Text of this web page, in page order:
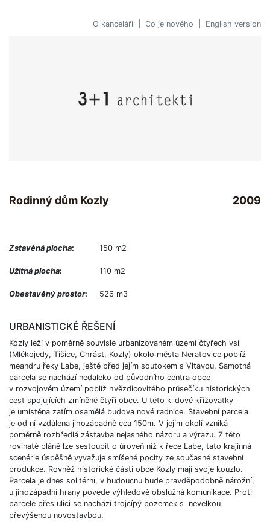
O kanceláři Co je nového English version
2009
Rodinný dům Kozly
Zstavěná plocha: 150 m2
Užitná plocha: 110 m2
Obestavěný prostor: 526 m3
URBANISTICKÉ ŘEŠENÍ
Kozly leží v poměrně souvisle urbanizovaném území čtyřech vsí
(Mlékojedy, Tišice, Chrást, Kozly) okolo města Neratovice poblíž
meandru řeky Labe, ještě před jejím soutokem s Vltavou. Samotná
parcela se nachází nedaleko od původního centra obce
v rozvojovém území poblíž hvězdicovitého průsečíku historických
cest spojujících zmíněné čtyři obce. U této klidové křižovatky
je umístěna zatím osamělá budova nové radnice. Stavební parcela
je od ní vzdálena jihozápadně cca 150m. V jejím okolí vzniká
poměrně rozbředlá zástavba nejasného názoru a výrazu. Z této
rovinaté pláně lze sestoupit o úroveň níž k řece Labe, tato krajinná
scenérie úspěšně vyvažuje smíšené pocity ze současné stavební
produkce. Rovněž historické části obce Kozly mají svoje kouzlo.
Parcela je dnes solitérní, v budoucnu bude pravděpodobně nárožní,
u jihozápadní hrany povede výhledově obslužná komunikace. Proti
parcele přes ulici se nachází trojcípý pozemek s nevelkou
převýšenou novostavbou.